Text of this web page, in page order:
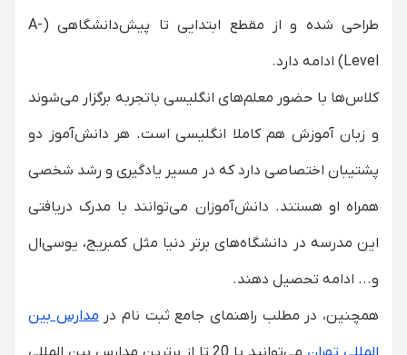
طراحی شده و از مقطع ابتدایی تا پیش‌دانشگاهی (A-
Level) ادامه دارد.
کلاس‌ها با حضور معلم‌های انگلیسی باتجربه برگزار می‌شوند
و زبان آموزش هم کاملا انگلیسی است. هر دانش‌آموز دو
پشتیبان اختصاصی دارد که در مسیر یادگیری و رشد شخصی
همراه او هستند. دانش‌آموزان می‌توانند با مدرک دریافتی
این مدرسه در دانشگاه‌های برتر دنیا مثل کمبریج، یو‌سی‌ال
و... ادامه تحصیل دهند.
همچنین، در مطلب راهنمای جامع ثبت نام درمدارس بین